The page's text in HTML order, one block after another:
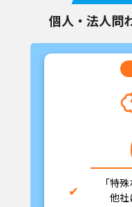
個人・法人問
「特
他社